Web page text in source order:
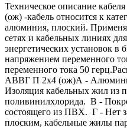
Техническое описание
(ож) -кабель относится к
алюминия, плоский.
сетях и кабельных линиях
энергетических установок
напряжением переменного
переменного тока 50
АВВГ П 2х4 (ож)А -
Изоляция кабельных жил из
поливинилхлорида. В -
состоящего из ПВХ. Г - Нет
плоским, кабельные жилы